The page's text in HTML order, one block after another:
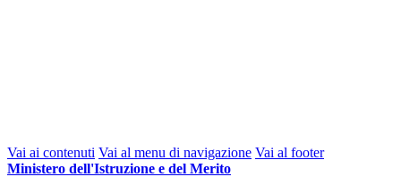
Vai ai contenuti Vai al menu di navigazione Vai al footer
Ministero dell'Istruzione e del Merito